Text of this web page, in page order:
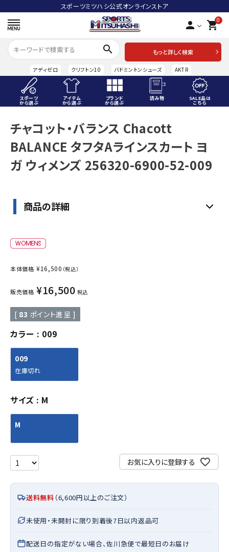
スポーツミツハシ公式オンラインストア
person 0
shopping_cart
search
もっと詳しく検索
アディゼロ クリフトン10 バドミントンシューズ AKTR
スポーツ
から選ぶ
アイテム
から選ぶ
ブランド
から選ぶ
読み物 SALE品は
こちら
ようこそ ゲスト 様
meeting_room ログイン person 会員登録
アイテムから選ぶ
ブランドから選ぶ
SALE品はこちら
INFORMATIOM
ご利用ガイド
お問い合わせ
メルマガ登録
特定商取引法
チャコット・バランス Chacott
BALANCE タフタAラインスカート ヨ
ガ ウィメンズ 256320-6900-52-009
商品の詳細
本体価格 ¥16,500 （税込）
販売価格 ¥16,500 税込
[ 83 ポイント進呈 ]
カラー 009
009
在庫切れ
サイズ M
M
お気に入りに登録する
送料無料 （6,600円以上のご注文）
未使用・未開封に限り到着後7日以内返品可
配送日の指定がない場合、佐川急便で最短日のお届け